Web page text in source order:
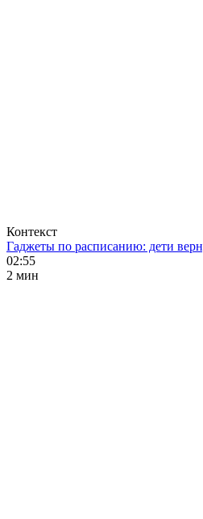
Контекст
Гаджеты по расписанию: дети
02:55
2 мин